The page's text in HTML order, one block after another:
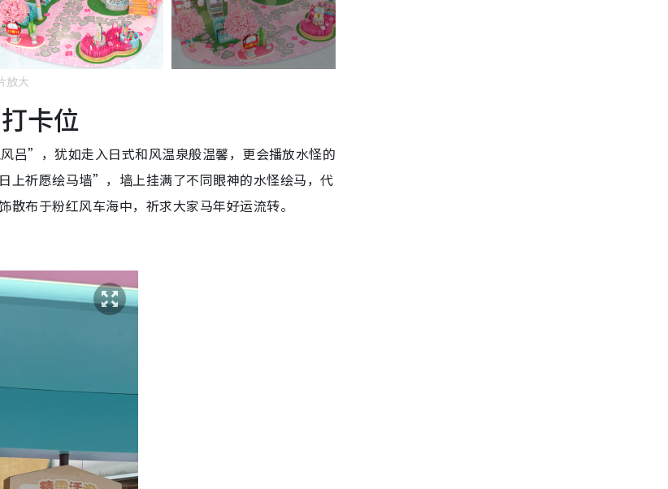
放大
卡位
吕”，犹如走入日式和风温泉般温馨，更会播放水怪的
祈愿绘马墙”，墙上挂满了不同眼神的水怪绘马，代
布于粉红风车海中，祈求大家马年好运流转。